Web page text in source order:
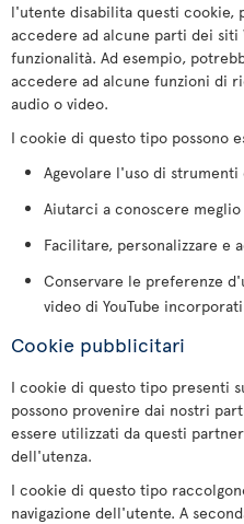
l'utente disabilita questi cookie,
accedere ad alcune parti dei
funzionalità. Ad esempio,
accedere ad alcune funzioni di
audio o video.
I cookie di questo tipo possono
Agevolare l'uso di strumenti
Aiutarci a conoscere
Facilitare, personalizzare e
Conservare le preferenze
video di YouTube
Cookie pubblicitari
I cookie di questo tipo presenti
possono provenire dai nostri
essere utilizzati da questi
dell'utenza.
I cookie di questo tipo
navigazione dell'utente. A